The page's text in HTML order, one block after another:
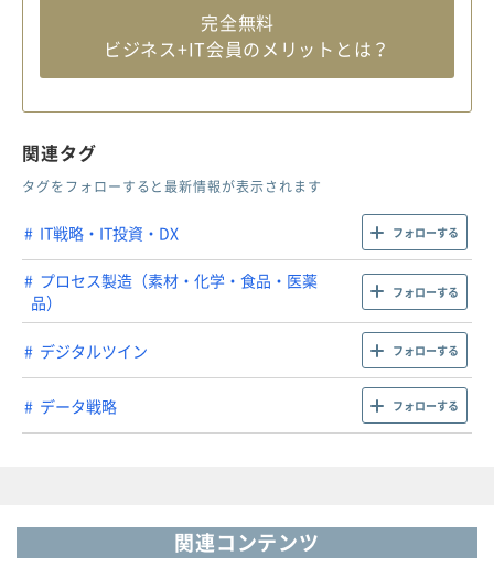
完全無料
ビジネス+IT会員のメリットとは？
関連タグ
タグをフォローすると最新情報が表示されます
IT戦略・IT投資・DX フォローする
プロセス製造（素材・化学・食品・医薬
品）
フォローする
デジタルツイン フォローする
データ戦略 フォローする
関連コンテンツ